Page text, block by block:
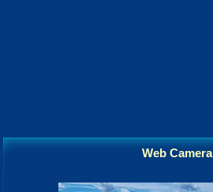
Web Camera